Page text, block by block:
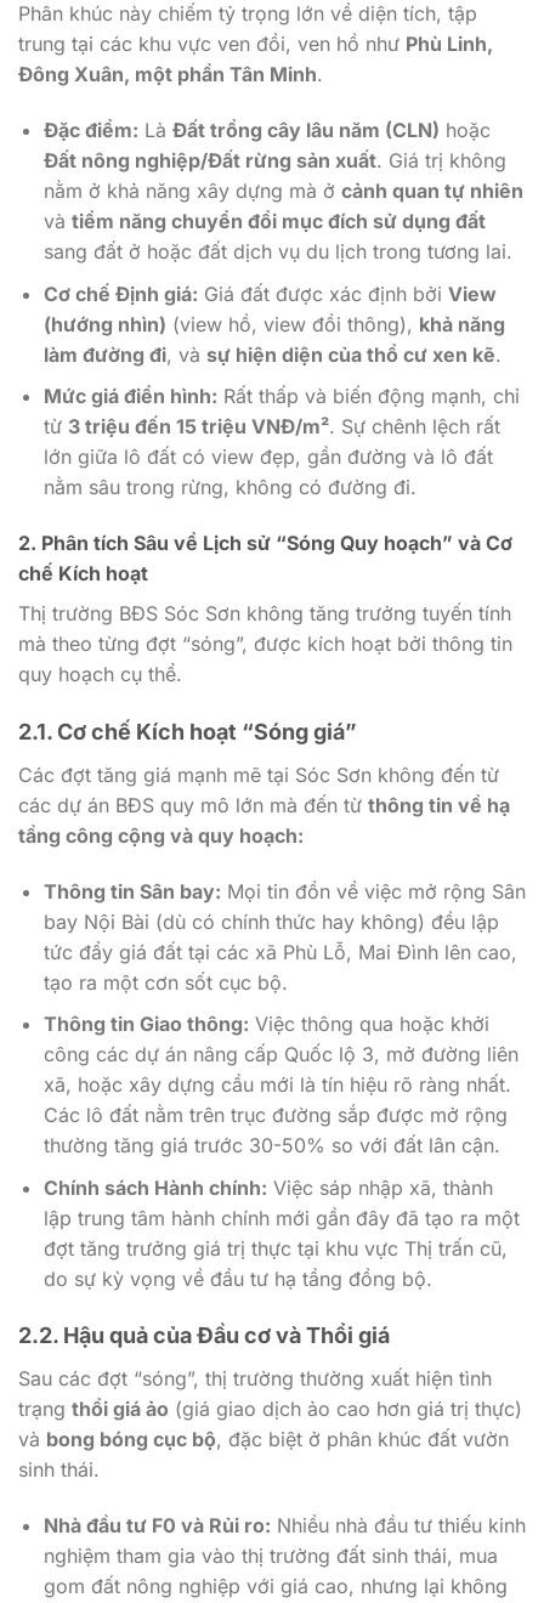
Phân khúc này chiếm tỷ trọng lớn về diện tích, tập
trung tại các khu vực ven đồi, ven hồ như Phù Linh,
Đông Xuân, một phần Tân Minh.
Đặc điểm: Là Đất trồng cây lâu năm (CLN) hoặc
Đất nông nghiệp/Đất rừng sản xuất. Giá trị không
nằm ở khả năng xây dựng mà ở cảnh quan tự nhiên
và tiềm năng chuyển đổi mục đích sử dụng đất
sang đất ở hoặc đất dịch vụ du lịch trong tương lai.
Cơ chế Định giá: Giá đất được xác định bởi View
(hướng nhìn) (view hồ, view đồi thông), khả năng
làm đường đi, và sự hiện diện của thổ cư xen kẽ.
Mức giá điển hình: Rất thấp và biến động mạnh, chỉ
từ 3 triệu đến 15 triệu VNĐ/m². Sự chênh lệch rất
lớn giữa lô đất có view đẹp, gần đường và lô đất
nằm sâu trong rừng, không có đường đi.
2. Phân tích Sâu về Lịch sử “Sóng Quy hoạch” và Cơ
chế Kích hoạt
Thị trường BĐS Sóc Sơn không tăng trưởng tuyến tính
mà theo từng đợt “sóng”, được kích hoạt bởi thông tin
quy hoạch cụ thể.
2.1. Cơ chế Kích hoạt “Sóng giá”
Các đợt tăng giá mạnh mẽ tại Sóc Sơn không đến từ
các dự án BĐS quy mô lớn mà đến từ thông tin về hạ
tầng công cộng và quy hoạch:
Thông tin Sân bay: Mọi tin đồn về việc mở rộng Sân
bay Nội Bài (dù có chính thức hay không) đều lập
tức đẩy giá đất tại các xã Phù Lỗ, Mai Đình lên cao,
tạo ra một cơn sốt cục bộ.
Thông tin Giao thông: Việc thông qua hoặc khởi
công các dự án nâng cấp Quốc lộ 3, mở đường liên
xã, hoặc xây dựng cầu mới là tín hiệu rõ ràng nhất.
Các lô đất nằm trên trục đường sắp được mở rộng
thường tăng giá trước 30-50% so với đất lân cận.
Chính sách Hành chính: Việc sáp nhập xã, thành
lập trung tâm hành chính mới gần đây đã tạo ra một
đợt tăng trưởng giá trị thực tại khu vực Thị trấn cũ,
do sự kỳ vọng về đầu tư hạ tầng đồng bộ.
2.2. Hậu quả của Đầu cơ và Thổi giá
Sau các đợt “sóng”, thị trường thường xuất hiện tình
trạng thổi giá ảo (giá giao dịch ảo cao hơn giá trị thực)
và bong bóng cục bộ, đặc biệt ở phân khúc đất vườn
sinh thái.
Nhà đầu tư F0 và Rủi ro: Nhiều nhà đầu tư thiếu kinh
nghiệm tham gia vào thị trường đất sinh thái, mua
gom đất nông nghiệp với giá cao, nhưng lại không